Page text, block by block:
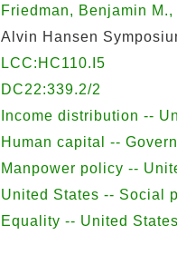
Friedman, Benjamin
Alvin Hansen
LCC:HC110.I5
DC22:339.2/2
Income distribution --
Human capital --
Manpower policy --
United States -- Social
Equality -- United